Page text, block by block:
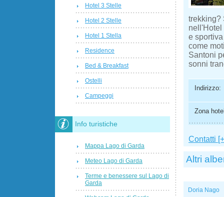
trekking?
nell'Hotel
e
come
Santoni
sonni
Indirizzo:
Zona
Contatti
Altri
Doria Nago
Hotel 3 Stelle
Hotel 2 Stelle
Hotel 1 Stella
Residence
Bed & Breakfast
Ostelli
Campeggi
Info turistiche
Mappa Lago di Garda
Meteo Lago di Garda
Terme e benessere sul Lago di
Garda